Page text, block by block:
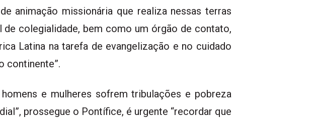
animação missionária que realiza nessas terras
de colegialidade, bem como um órgão de contato,
Latina na tarefa de evangelização e no cuidado
continente”.
e mulheres sofrem tribulações e pobreza
prossegue o Pontífice, é urgente “recordar que